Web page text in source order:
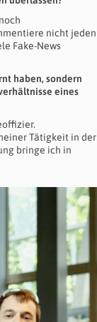
nicht jeden
Fake-News
haben, sondern
eines
Tätigkeit in der
bringe ich in